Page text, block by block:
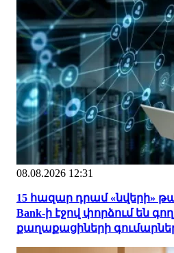
08.08.2026 12:31
15 հազար դրամ «նվերի»
Bank-ի էջով փորձում են
քաղաքացիների